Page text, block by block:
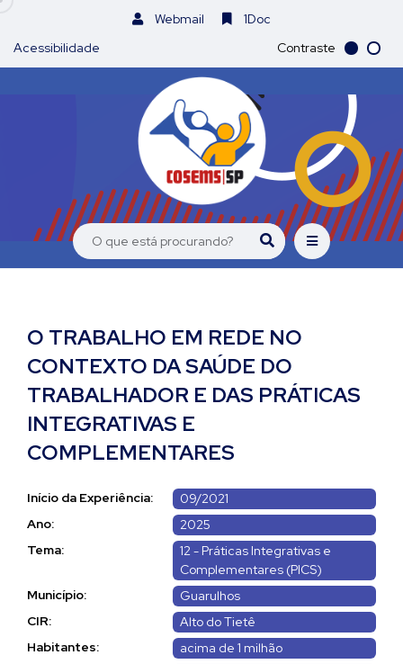
Webmail
1Doc
Acessibilidade
Contraste
O TRABALHO EM REDE NO
CONTEXTO DA SAÚDE DO
TRABALHADOR E DAS PRÁTICAS
INTEGRATIVAS E
COMPLEMENTARES
Início da Experiência:
09/2021
Ano:
2025
Tema:
12 - Práticas Integrativas e
Complementares (PICS)
Município:
Guarulhos
CIR:
Alto do Tietê
Habitantes:
acima de 1 milhão